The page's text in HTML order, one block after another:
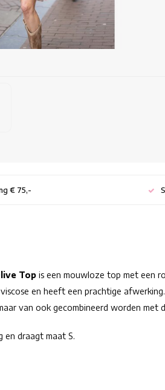
€ 75,-
Top is een mouwloze top met een
en heeft een prachtige
van ook gecombineerd worden met
en draagt maat S.